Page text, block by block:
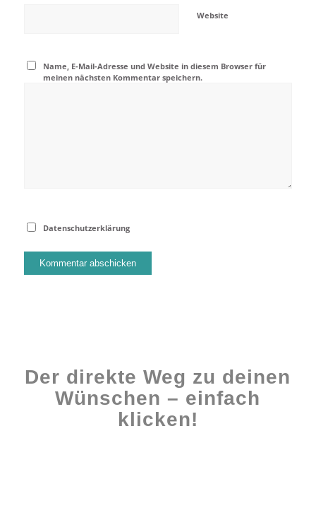
Website
Name, E-Mail-Adresse und Website in diesem Browser für
meinen nächsten Kommentar speichern.
Datenschutzerklärung
Der direkte Weg zu deinen
Wünschen – einfach
klicken!